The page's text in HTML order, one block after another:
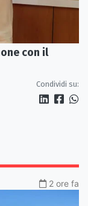
con il
Condividi su:
2 ore fa